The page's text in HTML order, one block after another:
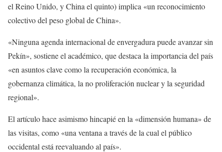
el Reino Unido, y China el quinto) implica «un reconocimiento
colectivo del peso global de China».
«Ninguna agenda internacional de envergadura puede avanzar sin
Pekín», sostiene el académico, que destaca la importancia del país
«en asuntos clave como la recuperación económica, la
gobernanza climática, la no proliferación nuclear y la seguridad
regional».
El artículo hace asimismo hincapié en la «dimensión humana» de
las visitas, como «una ventana a través de la cual el público
occidental está reevaluando al país».